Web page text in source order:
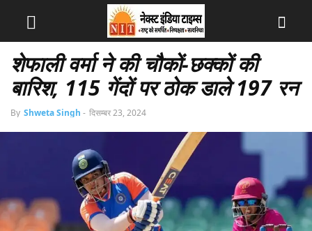
शेफाली वर्मा ने की चौकों-छक्कों की
बारिश, 115 गेंदों पर ठोक डाले 197 रन
By Shweta Singh - दिसम्बर 23, 2024